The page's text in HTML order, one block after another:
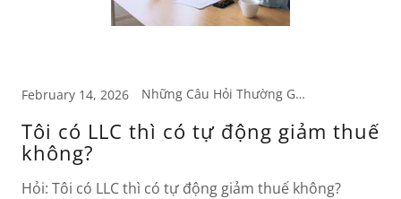
February 14, 2026 Những Câu Hỏi Thường Gặp
Tôi có LLC thì có tự động giảm thuế
không?
Hỏi: Tôi có LLC thì có tự động giảm thuế không?